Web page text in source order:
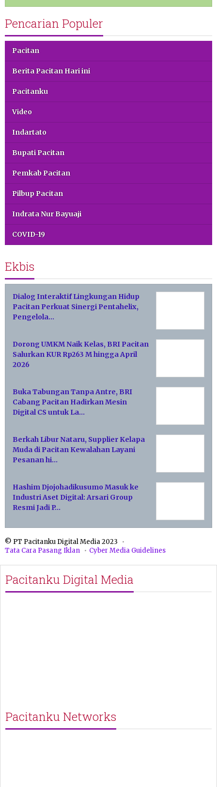
Pencarian Populer
Pacitan
Berita Pacitan Hari ini
Pacitanku
Video
Indartato
Bupati Pacitan
Pemkab Pacitan
Pilbup Pacitan
Indrata Nur Bayuaji
COVID-19
Ekbis
Dialog Interaktif Lingkungan Hidup
Pacitan Perkuat Sinergi Pentahelix,
Pengelola…
Dorong UMKM Naik Kelas, BRI Pacitan
Salurkan KUR Rp263 M hingga April
2026
Buka Tabungan Tanpa Antre, BRI
Cabang Pacitan Hadirkan Mesin
Digital CS untuk La…
Berkah Libur Nataru, Supplier Kelapa
Muda di Pacitan Kewalahan Layani
Pesanan hi…
Hashim Djojohadikusumo Masuk ke
Industri Aset Digital: Arsari Group
Resmi Jadi P…
© PT Pacitanku Digital Media 2023
Tata Cara Pasang Iklan
Cyber Media Guidelines
Pacitanku Digital Media
Pacitanku Networks